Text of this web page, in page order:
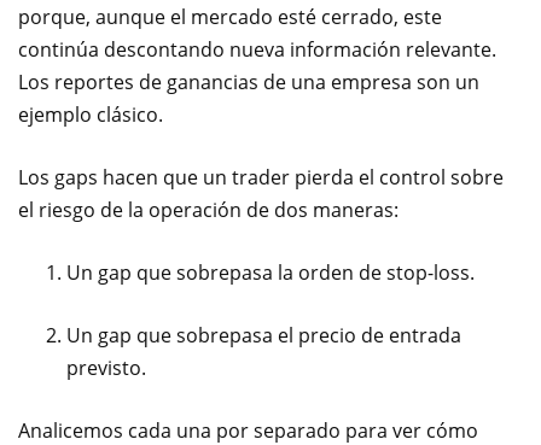
porque, aunque el mercado esté cerrado, este
continúa descontando nueva información relevante.
Los reportes de ganancias de una empresa son un
ejemplo clásico.
Los gaps hacen que un trader pierda el control sobre
el riesgo de la operación de dos maneras:
Un gap que sobrepasa la orden de stop-loss.
Un gap que sobrepasa el precio de entrada
previsto.
Analicemos cada una por separado para ver cómo